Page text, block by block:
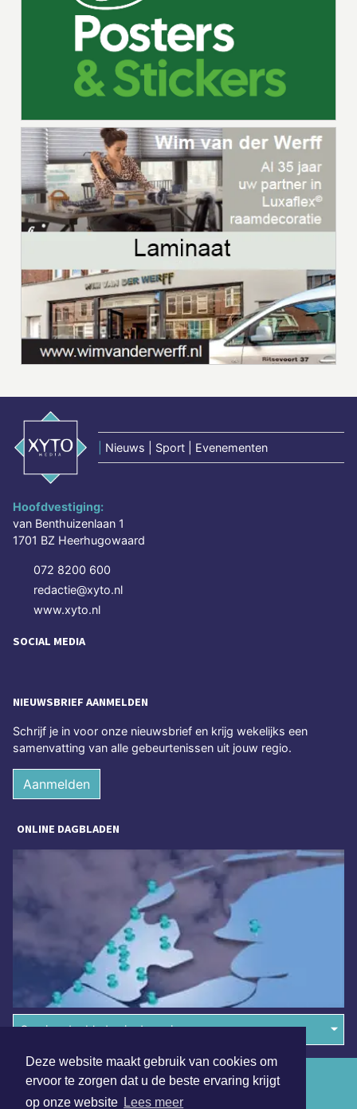
Deze website maakt gebruik van cookies om
ervoor te zorgen dat u de beste ervaring krijgt
op onze website Lees meer
Nieuws | Sport | Evenementen
Hoofdvestiging:
van Benthuizenlaan 1
1701 BZ Heerhugowaard
072 8200 600
redactie@xyto.nl
www.xyto.nl
SOCIAL MEDIA
NIEUWSBRIEF AANMELDEN
Schrijf je in voor onze nieuwsbrief en krijg wekelijks een
samenvatting van alle gebeurtenissen uit jouw regio.
Aanmelden
ONLINE DAGBLADEN
Overige dagbladen in de regio
Algemene voorwaarden
Disclaimer